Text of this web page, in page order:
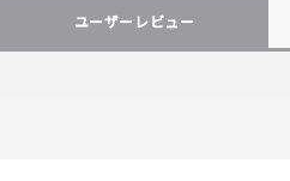
ユーザーレビュー